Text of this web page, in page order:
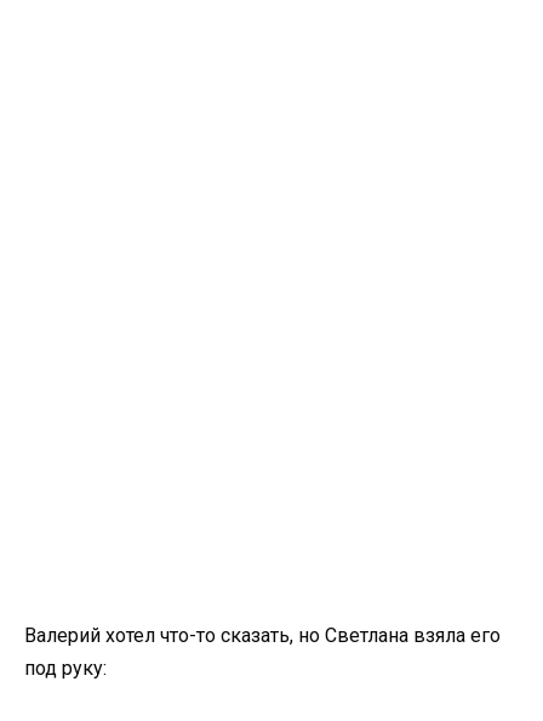
Валерий хотел что-то сказать, но Светлана взяла его
под руку: